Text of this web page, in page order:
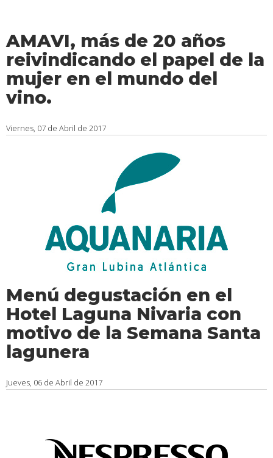
AMAVI, más de 20 años
reivindicando el papel de la
mujer en el mundo del
vino.
Viernes, 07 de Abril de 2017
Menú degustación en el
Hotel Laguna Nivaria con
motivo de la Semana Santa
lagunera
Jueves, 06 de Abril de 2017